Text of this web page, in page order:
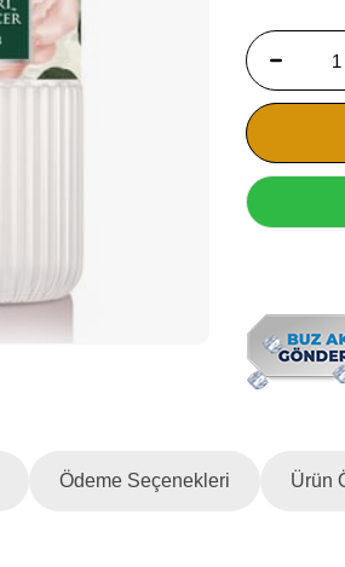
Ödeme Seçenekleri Ürün